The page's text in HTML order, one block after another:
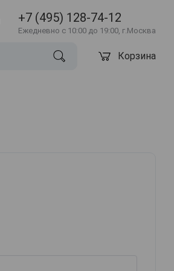
+7 (495) 128-74-12
Ежедневно с 10:00 до 19:00, г.Москва
Корзина